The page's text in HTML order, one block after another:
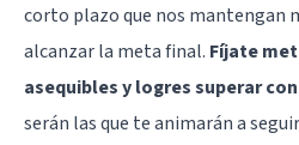
corto plazo que nos mantengan
alcanzar la meta final. Fíjate
asequibles y logres superar
serán las que te animarán a